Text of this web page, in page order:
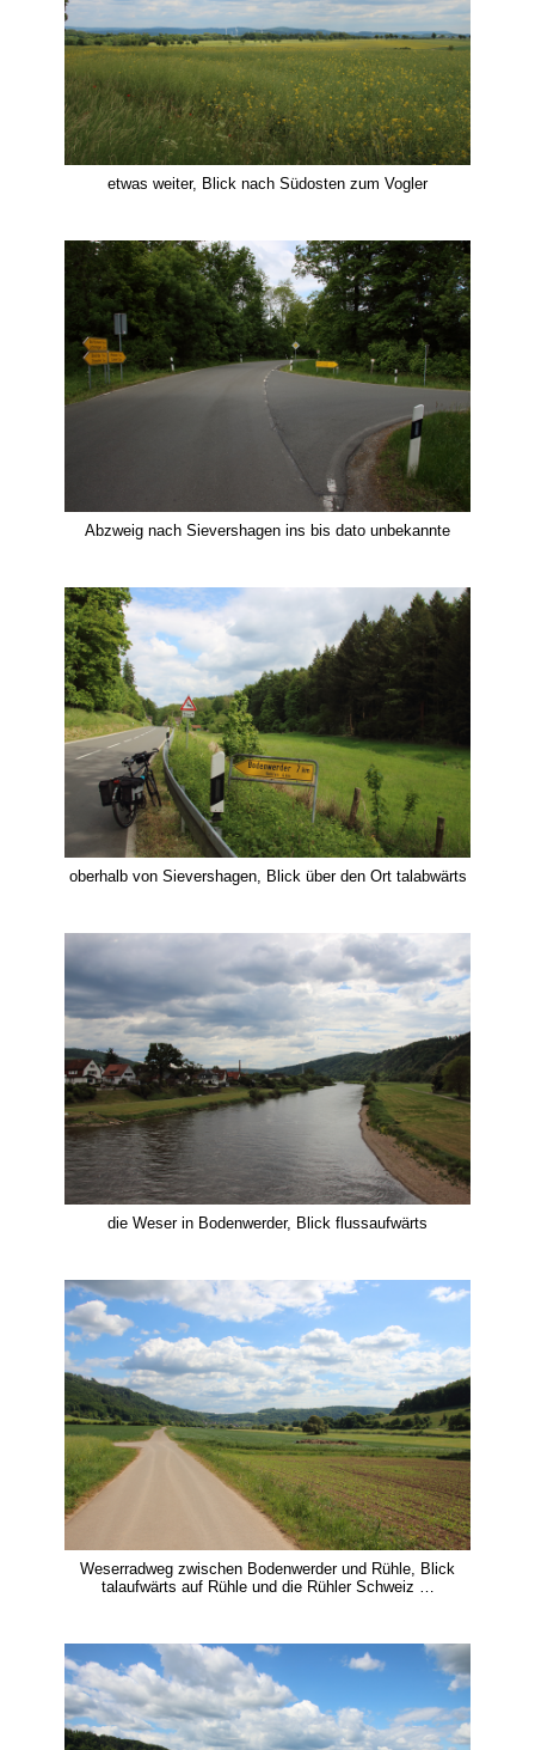
etwas weiter, Blick nach Südosten zum Vogler
Abzweig nach Sievershagen ins bis dato unbekannte
oberhalb von Sievershagen, Blick über den Ort talabwärts
die Weser in Bodenwerder, Blick flussaufwärts
Weserradweg zwischen Bodenwerder und Rühle, Blick
talaufwärts auf Rühle und die Rühler Schweiz …